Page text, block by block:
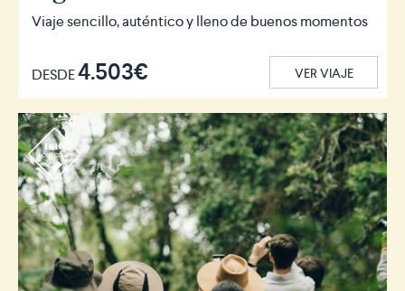
Viaje sencillo, auténtico y lleno de buenos momentos
DESDE4.503€ VER VIAJE
r